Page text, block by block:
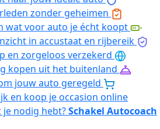
zonder geheimen
wat voor auto je écht koopt
in accustaat en rijbereik
en zorgeloos verzekerd
kopen uit het buitenland
jouw auto geregeld
en koop je occasion online
je nodig hebt?Schakel Autocoach